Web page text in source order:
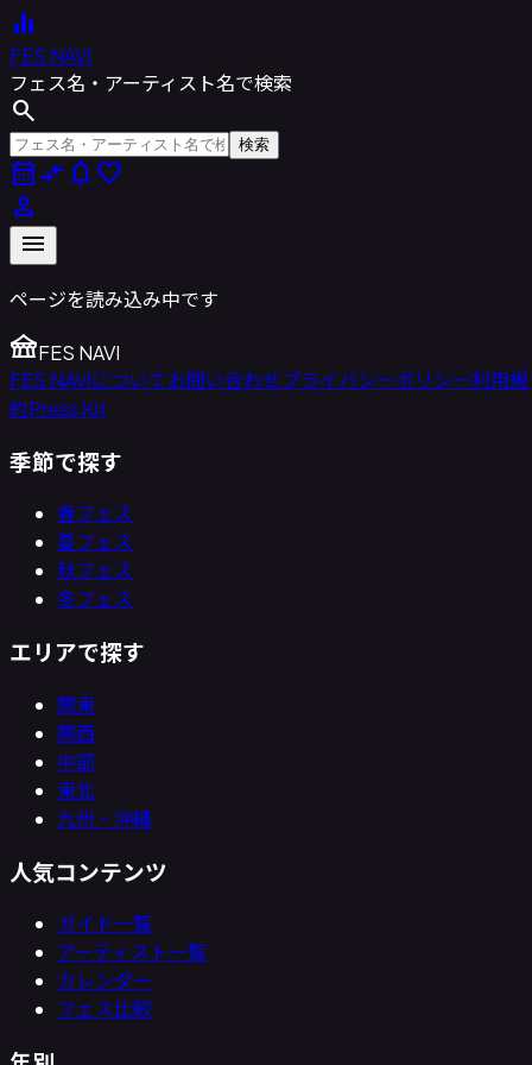
equalizer
FES NAVI
フェス名・アーティスト名で検索
search
検索
calendar_monthcompare_arrows notifications favorite
person
menu
ページを読み込み中です
festivalFES NAVI
FES NAVIについてお問い合わせプライバシーポリシー利用規
約Press Kit
季節で探す
春フェス
夏フェス
秋フェス
冬フェス
エリアで探す
関東
関西
中部
東北
九州・沖縄
人気コンテンツ
ガイド一覧
アーティスト一覧
カレンダー
フェス比較